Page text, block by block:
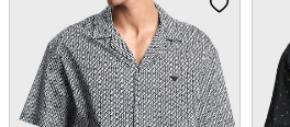
5DK1EM001537AF15074FC218.07